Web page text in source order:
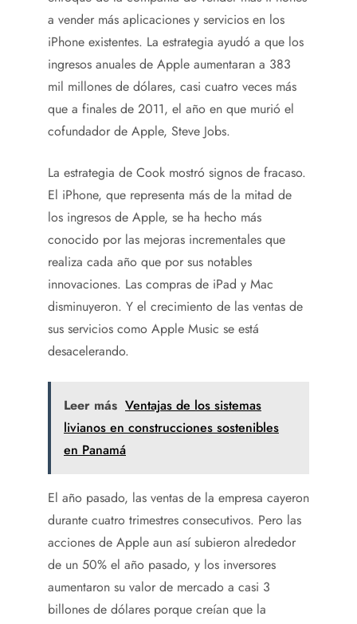
a vender más aplicaciones y servicios en los
iPhone existentes. La estrategia ayudó a que los
ingresos anuales de Apple aumentaran a 383
mil millones de dólares, casi cuatro veces más
que a finales de 2011, el año en que murió el
cofundador de Apple, Steve Jobs.
La estrategia de Cook mostró signos de fracaso.
El iPhone, que representa más de la mitad de
los ingresos de Apple, se ha hecho más
conocido por las mejoras incrementales que
realiza cada año que por sus notables
innovaciones. Las compras de iPad y Mac
disminuyeron. Y el crecimiento de las ventas de
sus servicios como Apple Music se está
desacelerando.
Leer más Ventajas de los sistemas
livianos en construcciones sostenibles
en Panamá
El año pasado, las ventas de la empresa cayeron
durante cuatro trimestres consecutivos. Pero las
acciones de Apple aun así subieron alrededor
de un 50% el año pasado, y los inversores
aumentaron su valor de mercado a casi 3
billones de dólares porque creían que la